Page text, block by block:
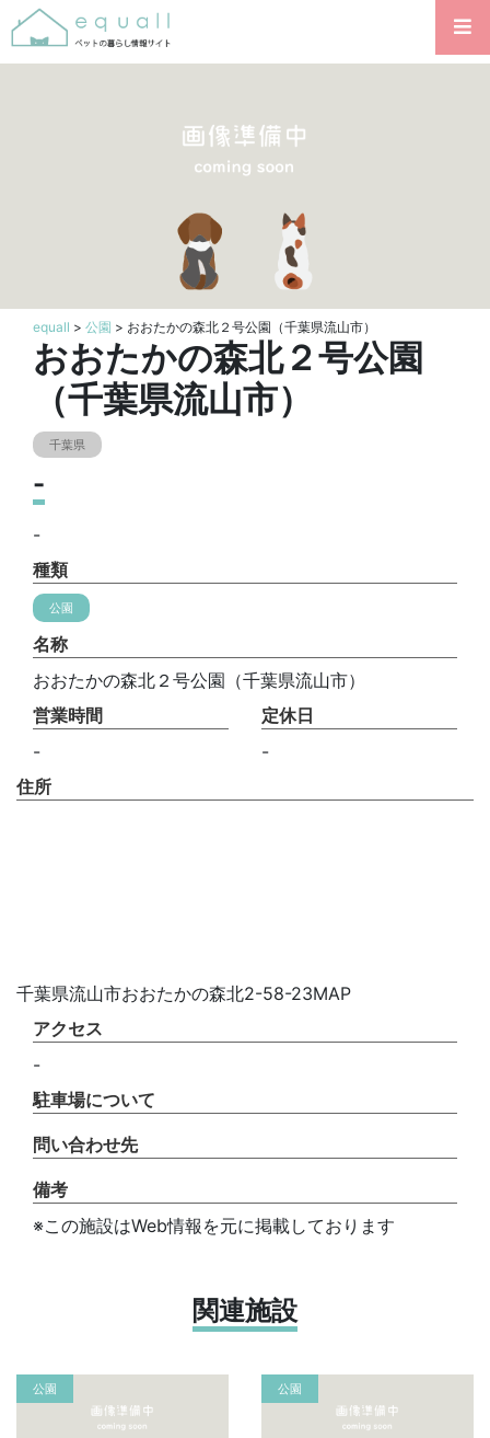
equall > 公園 > おおたかの森北２号公園（千葉県流山市）
おおたかの森北２号公園
（千葉県流山市）
千葉県
-
-
種類
公園
名称
おおたかの森北２号公園（千葉県流山市）
営業時間
-
定休日
-
住所
千葉県流山市おおたかの森北2-58-23MAP
アクセス
-
駐車場について
問い合わせ先
備考
※この施設はWeb情報を元に掲載しております
関連施設
公園 公園